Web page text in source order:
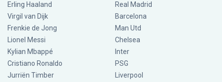
Erling Haaland
Virgil van Dijk
Frenkie de Jong
Lionel Messi
Kylian Mbappé
Cristiano Ronaldo
Jurriën Timber
Real Madrid
Barcelona
Man Utd
Chelsea
Inter
PSG
Liverpool